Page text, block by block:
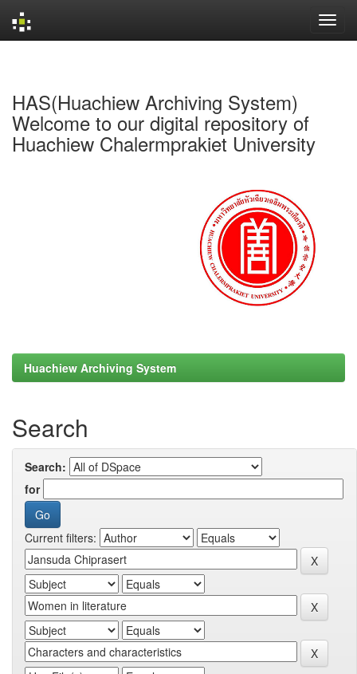
HAS(Huachiew Archiving System)
Welcome to our digital repository of
Huachiew Chalermprakiet University
Huachiew Archiving System
Search
Search:
for
Current filters: